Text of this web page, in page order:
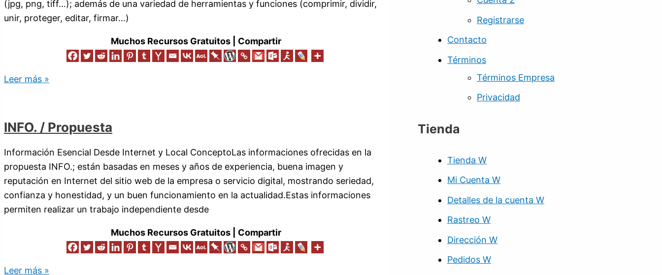
(jpg, png, tiff…); además de una variedad de herramientas y funciones (comprimir, dividir,
unir, proteger, editar, firmar…)
Muchos Recursos Gratuitos | Compartir
Leer más »
INFO. / Propuesta
Información Esencial Desde Internet y Local ConceptoLas informaciones ofrecidas en la
propuesta INFO.; están basadas en meses y años de experiencia, buena imagen y
reputación en Internet del sitio web de la empresa o servicio digital, mostrando seriedad,
confianza y honestidad, y un buen funcionamiento en la actualidad.Estas informaciones
permiten realizar un trabajo independiente desde
Muchos Recursos Gratuitos | Compartir
Leer más »
Registrarse
Contacto
Términos
Términos Empresa
Privacidad
Tienda
Tienda W
Mi Cuenta W
Detalles de la cuenta W
Rastreo W
Dirección W
Pedidos W